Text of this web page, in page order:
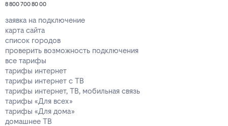
8 800 700 80 00
заявка на подключение
карта сайта
список городов
проверить возможность подключения
все тарифы
тарифы интернет
тарифы интернет с ТВ
тарифы интернет, ТВ, мобильная связь
тарифы «Для всех»
тарифы «Для дома»
домашнее ТВ